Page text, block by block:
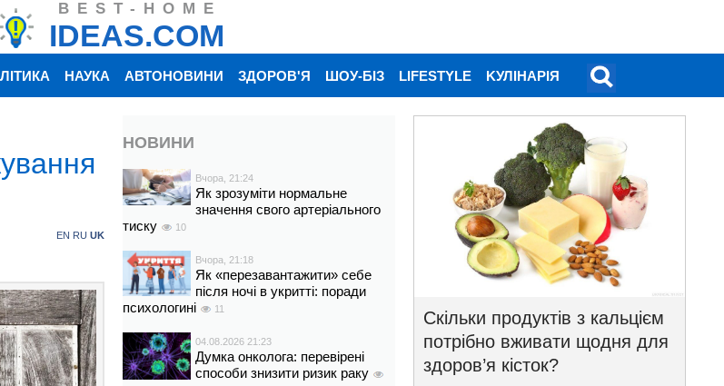
BEST-HOME
IDEAS.COM
НАУКА АВТОНОВИНИ ЗДОРОВ'Я ШОУ-БІЗ LIFESTYLE KУЛІНАРІЯ
EN RU UK
НОВИНИ
Вчора, 21:24
Як зрозуміти нормальне
значення свого артеріального
тиску
10
Вчора, 21:18
Як «перезавантажити» себе
після ночі в укритті: поради
психологині
11
04.08.2026 21:23
Думка онколога: перевірені
способи знизити ризик раку
Скільки продуктів з кальцієм
потрібно вживати щодня для
здоров’я кісток?